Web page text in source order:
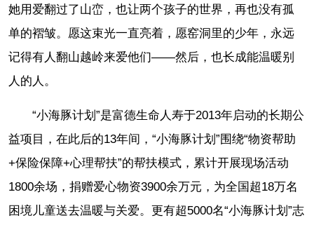
她用爱翻过了山峦，也让两个孩子的世界，再也没有孤
单的褶皱。愿这束光一直亮着，愿窑洞里的少年，永远
记得有人翻山越岭来爱他们——然后，也长成能温暖别
人的人。
“小海豚计划”是富德生命人寿于2013年启动的长期公
益项目，在此后的13年间，“小海豚计划”围绕“物资帮助
+保险保障+心理帮扶”的帮扶模式，累计开展现场活动
1800余场，捐赠爱心物资3900余万元，为全国超18万名
困境儿童送去温暖与关爱。更有超5000名“小海豚计划”志